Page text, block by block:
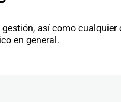
así como
en general.